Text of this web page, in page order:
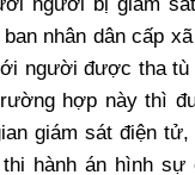
nhân dân cấp
người được tha
hợp này thì
giám sát điện
hành án hình sự